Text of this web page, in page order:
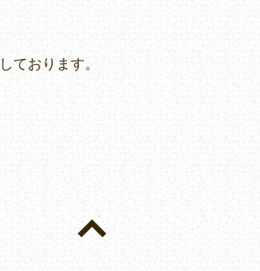
ております。